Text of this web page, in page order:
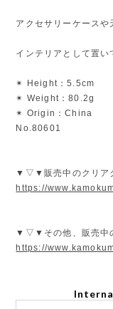
アクセサリーケース
インテリアとして置い
✴︎ Height：5.5cm
✴︎ Weight：80.2g
✴︎ Origin：China
No.80601
▼▽▼販売中のクリア
https://
▼▽▼その他、販売中
https://